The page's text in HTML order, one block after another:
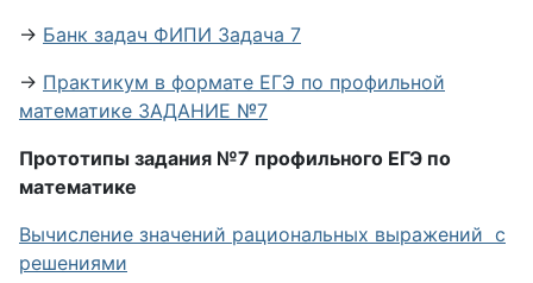
→ Банк задач ФИПИ Задача 7
→ Практикум в формате ЕГЭ по профильной
математике ЗАДАНИЕ №7
Прототипы задания №7 профильного ЕГЭ по
математике
Вычисление значений рациональных выражений с
решениями